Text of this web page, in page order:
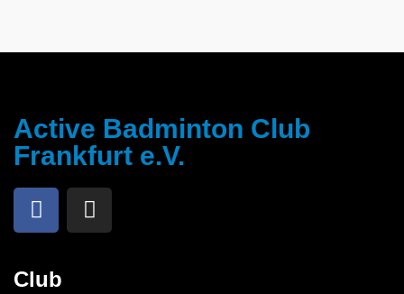
Active Badminton Club
Frankfurt e.V.
Club